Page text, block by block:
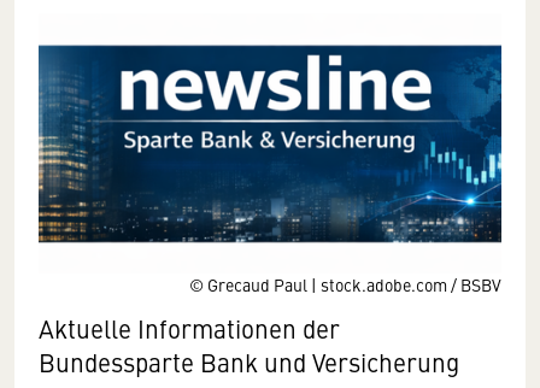
© Grecaud Paul | stock.adobe.com / BSBV
Aktuelle Informationen der
Bundessparte Bank und Versicherung